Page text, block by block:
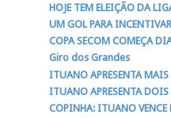
HOJE TEM ELEIÇÃO DA
UM GOL PARA INCENTIVAR
COPA SECOM COMEÇA
Giro dos Grandes
ITUANO APRESENTA
ITUANO APRESENTA DOIS
COPINHA: ITUANO VENCE